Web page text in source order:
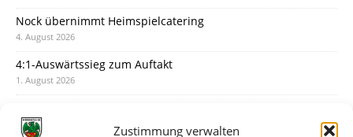
Zustimmung verwalten
Nock übernimmt Heimspielcatering
4. August 2026
4:1-Auswärtssieg zum Auftakt
1. August 2026
31. Juli 2026